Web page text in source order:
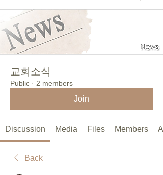
교회소식
Public · 2 members
Join
Discussion Media Files Members
Back